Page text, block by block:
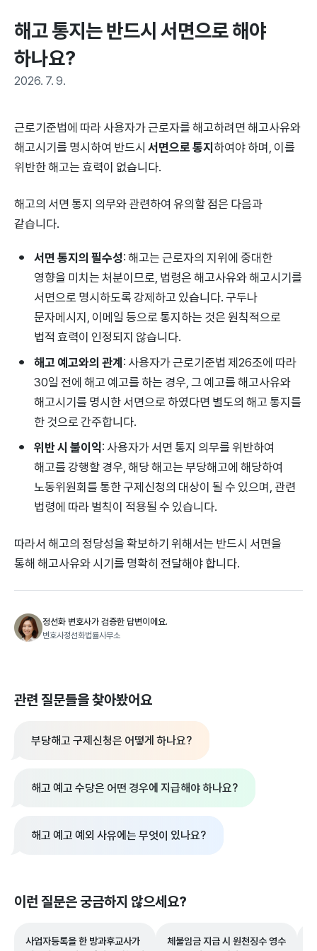
해고 통지는 반드시 서면으로 해야
하나요?
2026. 7. 9.
근로기준법에 따라 사용자가 근로자를 해고하려면 해고사유와
해고시기를 명시하여 반드시 서면으로 통지하여야 하며, 이를
위반한 해고는 효력이 없습니다.
해고의 서면 통지 의무와 관련하여 유의할 점은 다음과
같습니다.
서면 통지의 필수성: 해고는 근로자의 지위에 중대한
영향을 미치는 처분이므로, 법령은 해고사유와 해고시기를
서면으로 명시하도록 강제하고 있습니다. 구두나
문자메시지, 이메일 등으로 통지하는 것은 원칙적으로
법적 효력이 인정되지 않습니다.
해고 예고와의 관계: 사용자가 근로기준법 제26조에 따라
30일 전에 해고 예고를 하는 경우, 그 예고를 해고사유와
해고시기를 명시한 서면으로 하였다면 별도의 해고 통지를
한 것으로 간주합니다.
위반 시 불이익: 사용자가 서면 통지 의무를 위반하여
해고를 강행할 경우, 해당 해고는 부당해고에 해당하여
노동위원회를 통한 구제신청의 대상이 될 수 있으며, 관련
법령에 따라 벌칙이 적용될 수 있습니다.
따라서 해고의 정당성을 확보하기 위해서는 반드시 서면을
통해 해고사유와 시기를 명확히 전달해야 합니다.
정선화 변호사가 검증한 답변이에요.
변호사정선화법률사무소
관련 질문들을 찾아봤어요
부당해고 구제신청은 어떻게 하나요?
해고 예고 수당은 어떤 경우에 지급해야 하나요?
해고 예고 예외 사유에는 무엇이 있나요?
이런 질문은 궁금하지 않으세요?
사업자등록을 한 방과후교사가
체불임금 지급 시 원천징수 영수